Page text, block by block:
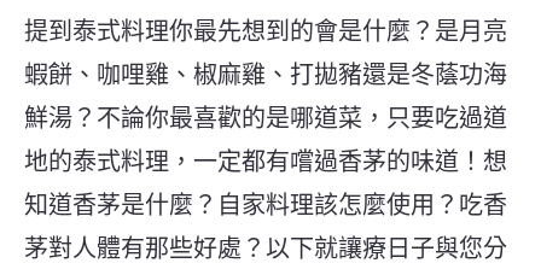
提到泰式料理你最先想到的會是什麼？是月亮
蝦餅、咖哩雞、椒麻雞、打拋豬還是冬蔭功海
鮮湯？不論你最喜歡的是哪道菜，只要吃過道
地的泰式料理，一定都有嚐過香茅的味道！想
知道香茅是什麼？自家料理該怎麼使用？吃香
茅對人體有那些好處？以下就讓療日子與您分